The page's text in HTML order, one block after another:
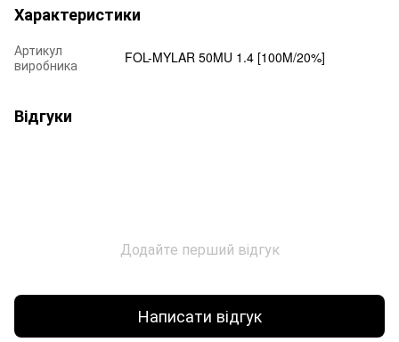
Характеристики
Артикул
виробника
FOL-MYLAR 50MU 1.4 [100M/20%]
Відгуки
Додайте перший відгук
Написати відгук